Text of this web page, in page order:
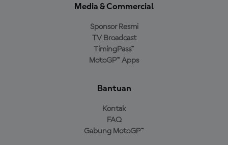
Media & Commercial
Sponsor Resmi
TV Broadcast
TimingPass™
MotoGP™ Apps
Bantuan
Kontak
FAQ
Gabung MotoGP™